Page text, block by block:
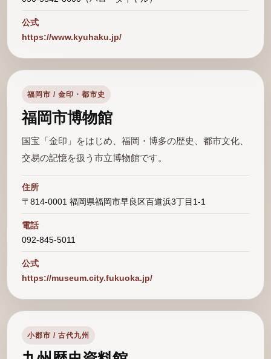
公式
https://www.kyuhaku.jp/
福岡市 / 金印・都市史
福岡市博物館
国宝「金印」をはじめ、福岡・博多の歴史、都市文化、
交易の記憶を扱う市立博物館です。
住所
〒814-0001 福岡県福岡市早良区百道浜3丁目1-1
電話
092-845-5011
公式
https://museum.city.fukuoka.jp/
小郡市 / 古代九州